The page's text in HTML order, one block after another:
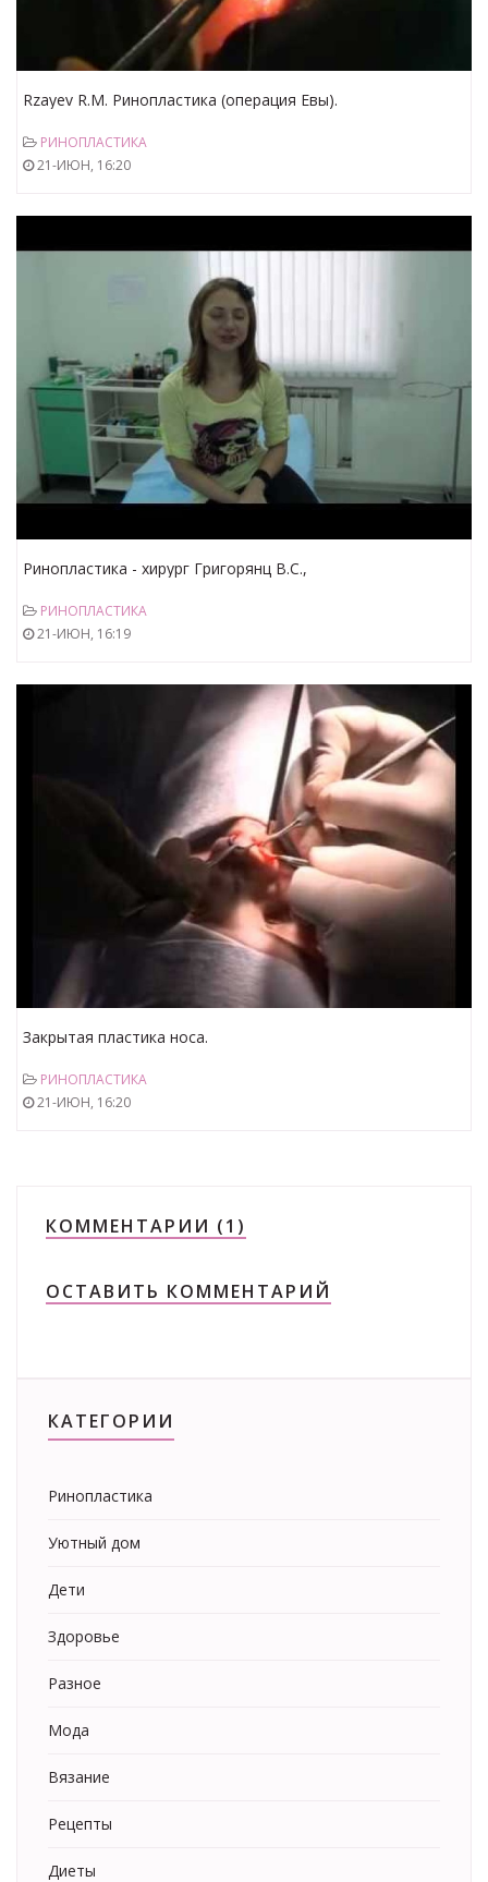
Rzayev R.M. Ринопластика (операция Евы).
РИНОПЛАСТИКА
21-ИЮН, 16:20
Ринопластика - хирург Григорянц В.С.,
РИНОПЛАСТИКА
21-ИЮН, 16:19
Закрытая пластика носа.
РИНОПЛАСТИКА
21-ИЮН, 16:20
КОММЕНТАРИИ (1)
ОСТАВИТЬ КОММЕНТАРИЙ
КАТЕГОРИИ
Ринопластика
Уютный дом
Дети
Здоровье
Разное
Мода
Вязание
Рецепты
Диеты